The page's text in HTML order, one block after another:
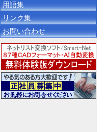
用語集
リンク集
お問い合わせ